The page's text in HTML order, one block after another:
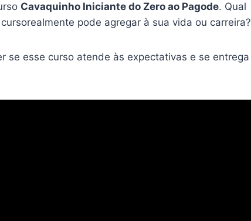
Cavaquinho Iniciante do Zero ao Pagode. Qual
pode agregar à sua vida ou carreira?
se esse curso atende às expectativas e se entrega